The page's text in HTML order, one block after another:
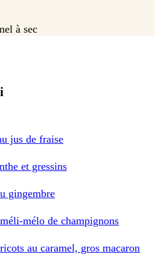
à sec
jus de fraise
et gressins
gingembre
mélo de champignons
au caramel, gros macaron